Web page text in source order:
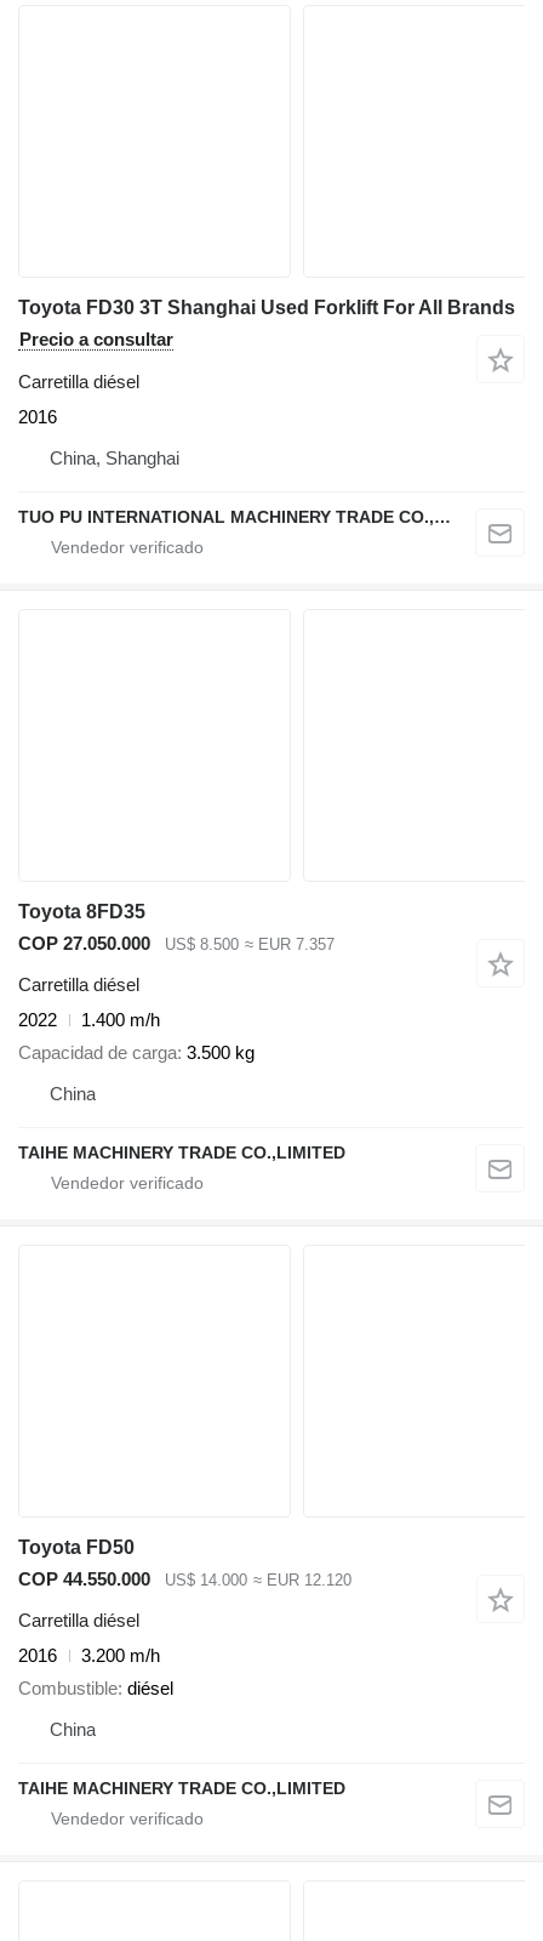
Toyota FD30 3T Shanghai Used Forklift For All Brands
Precio a consultar
Carretilla diésel
2016
China, Shanghai
TUO PU INTERNATIONAL MACHINERY TRADE CO., LTD
Toyota 8FD35
COP 27.050.000
US$ 8.500 ≈ EUR 7.357
Carretilla diésel
2022
1.400 m/h
Capacidad de carga 3.500 kg
China
TAIHE MACHINERY TRADE CO.,LIMITED
Toyota FD50
COP 44.550.000
US$ 14.000 ≈ EUR 12.120
Carretilla diésel
2016
3.200 m/h
Combustible diésel
China
TAIHE MACHINERY TRADE CO.,LIMITED